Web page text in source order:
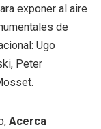
exponer al aire
de
Ugo
Peter
Acerca